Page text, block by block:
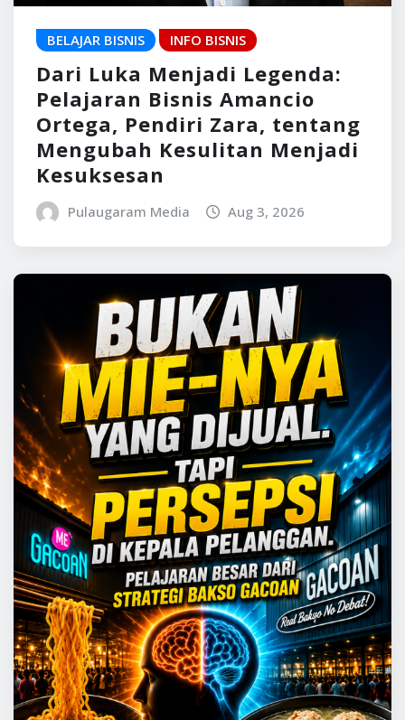
BELAJAR BISNIS INFO BISNIS
Dari Luka Menjadi Legenda:
Pelajaran Bisnis Amancio
Ortega, Pendiri Zara, tentang
Mengubah Kesulitan Menjadi
Kesuksesan
Pulaugaram Media Aug 3, 2026